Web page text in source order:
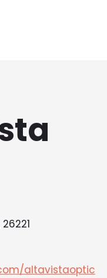
altavistaoptic